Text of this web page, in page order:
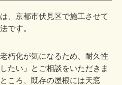
、京都市伏見区で施工させて
です。
朽化が気になるため、耐久性
たい」とご相談をいただきま
ころ、既存の屋根には天窓